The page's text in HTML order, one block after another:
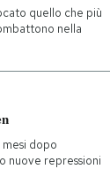
Ok
quello che più
nella
dopo
nuove repressioni